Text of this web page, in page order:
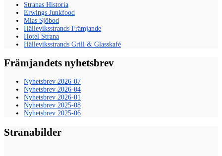
Stranas Historia
Erwings Junkfood
Mias Sjöbod
Hälleviksstrands Främjande
Hotel Strana
Hälleviksstrands Grill & Glasskafé
Främjandets nyhetsbrev
Nyhetsbrev 2026-07
Nyhetsbrev 2026-04
Nyhetsbrev 2026-01
Nyhetsbrev 2025-08
Nyhetsbrev 2025-06
Stranabilder